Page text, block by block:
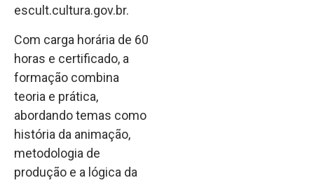
escult.cultura.gov.br.
Com carga horária de 60
horas e certificado, a
formação combina
teoria e prática,
abordando temas como
história da animação,
metodologia de
produção e a lógica da